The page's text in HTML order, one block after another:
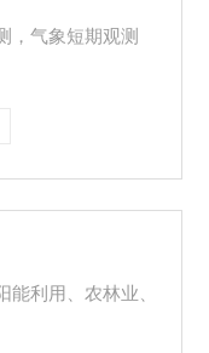
，气象短期观测
利用、农林业、